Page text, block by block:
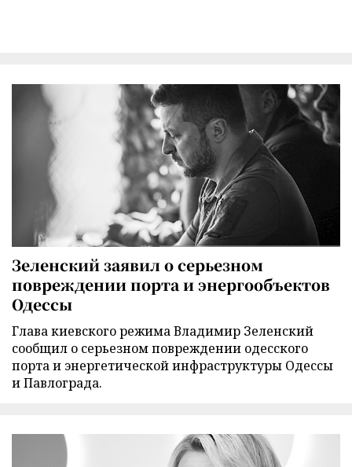
Зеленский заявил о серьезном
повреждении порта и энергообъектов
Одессы
Глава киевского режима Владимир Зеленский
сообщил о серьезном повреждении одесского
порта и энергетической инфраструктуры Одессы
и Павлограда.